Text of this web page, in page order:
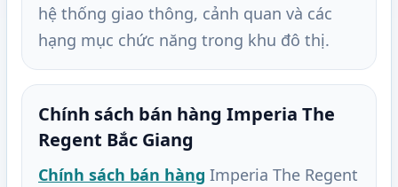
hệ thống giao thông, cảnh quan và các
hạng mục chức năng trong khu đô thị.
Chính sách bán hàng Imperia The
Regent Bắc Giang
Chính sách bán hàng Imperia The Regent